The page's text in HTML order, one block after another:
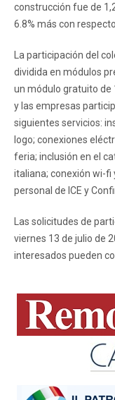
construcción fue de
6.8% más con
La participación del
dividida en módulos
un módulo gratuito de
y las empresas
siguientes servicios:
logo; conexiones
feria; inclusión en el
italiana; conexión wi-fi
personal de ICE y
Las solicitudes de
viernes 13 de julio de
interesados pueden